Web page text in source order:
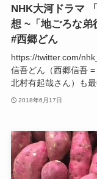
NHK大河ドラマ
想 ~「地ごろな弟
#西郷どん
https://twitter.com/
信吾どん（西郷信吾
北村有起哉さん）も
2018年6月17日